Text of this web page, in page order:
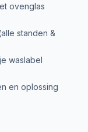
ovenglas
standen &
waslabel
en oplossing